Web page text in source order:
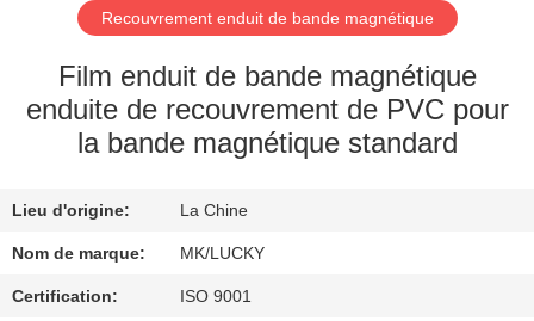
PROPOS
DE
NOUS
VISITE
DE
L'USINE
Recouvrement enduit de bande magnétique
Film enduit de bande magnétique
enduite de recouvrement de PVC pour
la bande magnétique standard
Lieu d'origine: La Chine
Nom de marque: MK/LUCKY
Certification: ISO 9001